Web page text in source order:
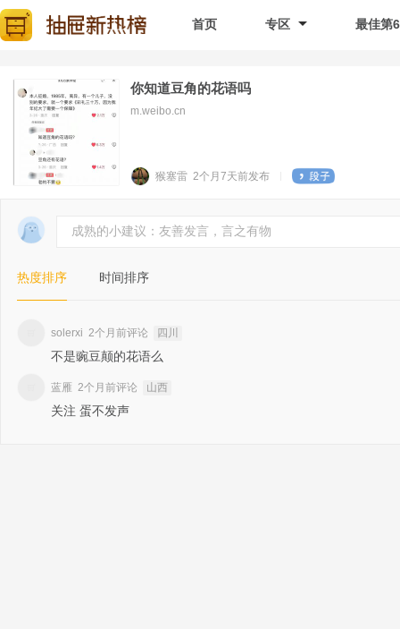
首页 专区 最佳第
你知道豆角的花语吗
m.weibo.cn
猴塞雷 2个月7天前发布
成熟的小建议：友善发言，言之有物
热度排序 时间排序
solerxi 2个月前评论 四川
不是豌豆颠的花语么
蓝雁 2个月前评论 山西
关注 蛋不发声